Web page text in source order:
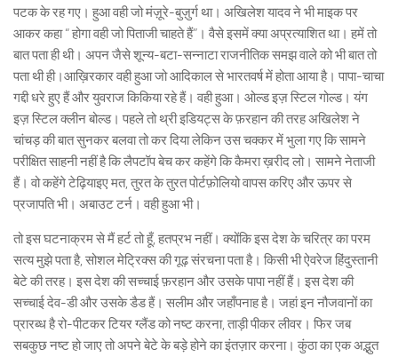
पटक के रह गए। हुआ वही जो मंज़ूरे-बुज़ुर्ग था। अखिलेश यादव ने भी माइक पर
आकर कहा “ होगा वही जो पिताजी चाहते हैं”। वैसे इसमें क्या अप्रत्याशित था। हमें तो
बात पता ही थी। अपन जैसे शून्य-बटा-सन्नाटा राजनीतिक समझ वाले को भी बात तो
पता थी ही।आख़िरकार वही हुआ जो आदिकाल से भारतवर्ष में होता आया है। पापा-चाचा
गद्दी धरे हुए हैं और युवराज किकिया रहे हैं। वही हुआ। ओल्ड इज़ स्टिल गोल्ड। यंग
इज़ स्टिल क्लीन बोल्ड। पहले तो थ्री इडियट्स के फ़रहान की तरह अखिलेश ने
चांचड़ की बात सुनकर बलवा तो कर दिया लेकिन उस चक्कर में भुला गए कि सामने
परीक्षित साहनी नहीं है कि लैपटॉप बेच कर कहेंगे कि कैमरा ख़रीद लो। सामने नेताजी
हैं। वो कहेंगे टेढ़ियाइए मत, तुरत के तुरत पोर्टफ़ोलियो वापस करिए और ऊपर से
प्रजापति भी। अबाउट टर्न। वही हुआ भी।
तो इस घटनाक्रम से मैं हर्ट तो हूँ, हतप्रभ नहीं। क्योंकि इस देश के चरित्र का परम
सत्य मुझे पता है, सोशल मेट्रिक्स की गूढ़ संरचना पता है। किसी भी ऐवरेज हिंदुस्तानी
बेटे की तरह। इस देश की सच्चाई फ़रहान और उसके पापा नहीं हैं। इस देश की
सच्चाई देव-डी और उसके डैड हैं। सलीम और जहाँपनाह है। जहां इन नौजवानों का
प्रारब्ध है रो-पीटकर टियर ग्लैंड को नष्ट करना, ताड़ी पीकर लीवर। फिर जब
सबकुछ नष्ट हो जाए तो अपने बेटे के बड़े होने का इंतज़ार करना। कुंठा का एक अद्भुत